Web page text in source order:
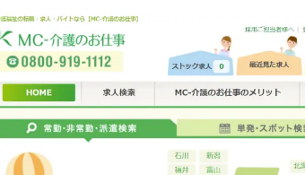
転職
ョブケア
ご畑
リオススタッフ介護
護
ナビ介護職
ルオブ介護